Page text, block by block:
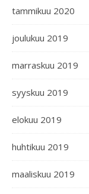
tammikuu 2020
joulukuu 2019
marraskuu 2019
syyskuu 2019
elokuu 2019
huhtikuu 2019
maaliskuu 2019